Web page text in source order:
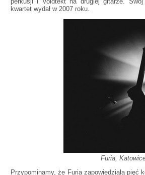
kwartet wydał w 2007 roku.
Furia,
Przypominamy, że Furia zapowiedziała pięć